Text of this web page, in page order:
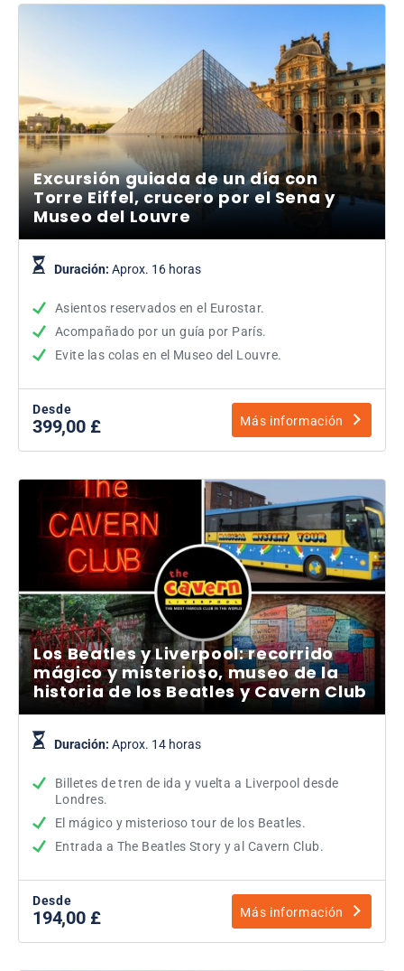
Excursión guiada de un día con
Torre Eiffel, crucero por el Sena y
Museo del Louvre
Duración: Aprox. 16 horas
Asientos reservados en el Eurostar.
Acompañado por un guía por París.
Evite las colas en el Museo del Louvre.
Desde
399,00 £ Más información
Los Beatles y Liverpool: recorrido
mágico y misterioso, museo de la
historia de los Beatles y Cavern Club
Duración: Aprox. 14 horas
Billetes de tren de ida y vuelta a Liverpool desde
Londres.
El mágico y misterioso tour de los Beatles.
Entrada a The Beatles Story y al Cavern Club.
Desde
194,00 £ Más información